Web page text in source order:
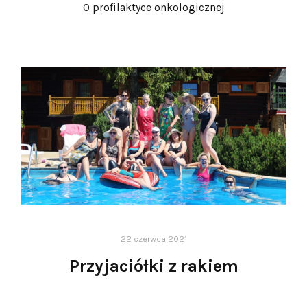
O profilaktyce onkologicznej
22 czerwca 2021
Przyjaciółki z rakiem